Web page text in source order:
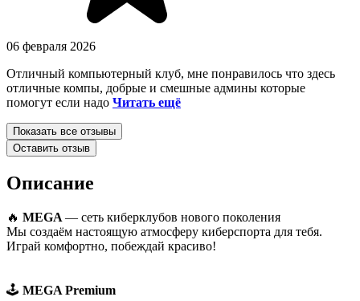
06 февраля 2026
Отличный компьютерный клуб, мне понравилось что здесь
отличные компы, добрые и смешные админы которые
помогут если надо Читать ещё
Показать все отзывы
Оставить отзыв
Описание
🔥 MEGA — сеть киберклубов нового поколения
Мы создаём настоящую атмосферу киберспорта для тебя.
Играй комфортно, побеждай красиво!
🕹️ MEGA Premium